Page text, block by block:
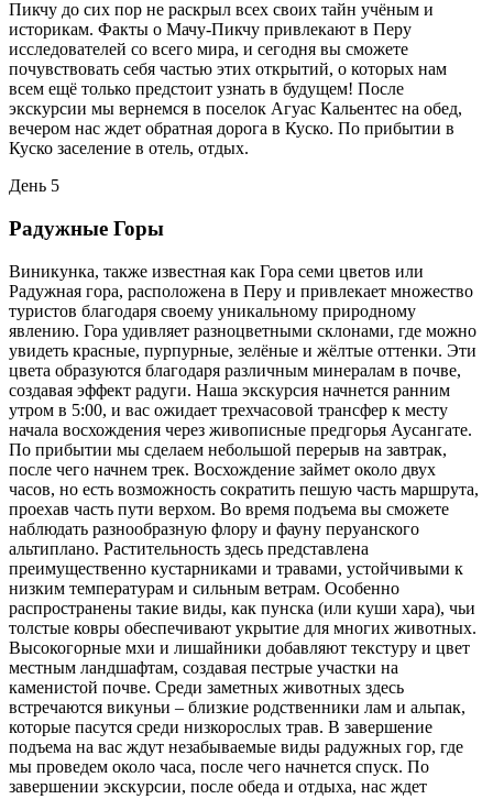
Пикчу до сих пор не раскрыл всех своих тайн учёным и
историкам. Факты о Мачу-Пикчу привлекают в Перу
исследователей со всего мира, и сегодня вы сможете
почувствовать себя частью этих открытий, о которых нам
всем ещё только предстоит узнать в будущем! После
экскурсии мы вернемся в поселок Агуас Кальентес на обед,
вечером нас ждет обратная дорога в Куско. По прибытии в
Куско заселение в отель, отдых.
День 5
Радужные Горы
Виникунка, также известная как Гора семи цветов или
Радужная гора, расположена в Перу и привлекает множество
туристов благодаря своему уникальному природному
явлению. Гора удивляет разноцветными склонами, где можно
увидеть красные, пурпурные, зелёные и жёлтые оттенки. Эти
цвета образуются благодаря различным минералам в почве,
создавая эффект радуги. Наша экскурсия начнется ранним
утром в 5:00, и вас ожидает трехчасовой трансфер к месту
начала восхождения через живописные предгорья Аусангате.
По прибытии мы сделаем небольшой перерыв на завтрак,
после чего начнем трек. Восхождение займет около двух
часов, но есть возможность сократить пешую часть маршрута,
проехав часть пути верхом. Во время подъема вы сможете
наблюдать разнообразную флору и фауну перуанского
альтиплано. Растительность здесь представлена
преимущественно кустарниками и травами, устойчивыми к
низким температурам и сильным ветрам. Особенно
распространены такие виды, как пунска (или куши хара), чьи
толстые ковры обеспечивают укрытие для многих животных.
Высокогорные мхи и лишайники добавляют текстуру и цвет
местным ландшафтам, создавая пестрые участки на
каменистой почве. Среди заметных животных здесь
встречаются викуньи – близкие родственники лам и альпак,
которые пасутся среди низкорослых трав. В завершение
подъема на вас ждут незабываемые виды радужных гор, где
мы проведем около часа, после чего начнется спуск. По
завершении экскурсии, после обеда и отдыха, нас ждет